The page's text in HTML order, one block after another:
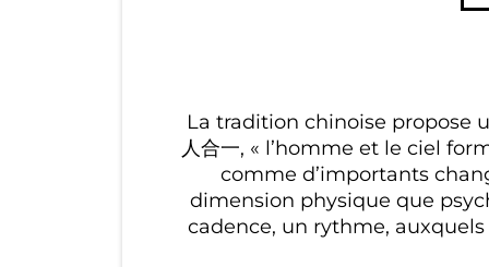
La tradition chinoise propose
人合一, « l’homme et le ciel
comme d’importants
dimension physique que
cadence, un rythme,